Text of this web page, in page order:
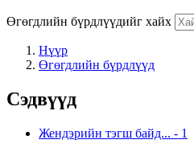
Өгөгдлийн бүрдлүүдийг хайх
Нүүр
Өгөгдлийн бүрдлүүд
Сэдвүүд
Жендэрийн тэгш байд... - 1